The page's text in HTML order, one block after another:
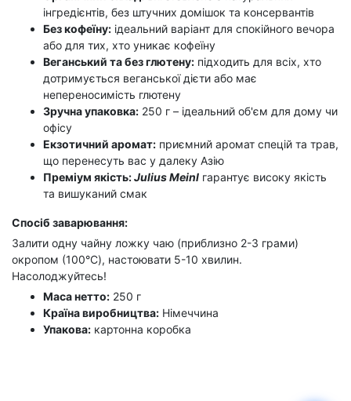
інгредієнтів, без штучних домішок та консервантів
Без кофеїну: ідеальний варіант для спокійного вечора
або для тих, хто уникає кофеїну
Веганський та без глютену: підходить для всіх, хто
дотримується веганської дієти або має
непереносимість глютену
Зручна упаковка: 250 г – ідеальний об'єм для дому чи
офісу
Екзотичний аромат: приємний аромат спецій та трав,
що перенесуть вас у далеку Азію
Преміум якість:Julius Meinl гарантує високу якість
та вишуканий смак
Спосіб заварювання:
Залити одну чайну ложку чаю (приблизно 2-3 грами)
окропом (100°C), настоювати 5-10 хвилин.
Насолоджуйтесь!
Маса нетто: 250 г
Країна виробництва: Німеччина
Упакова: картонна коробка